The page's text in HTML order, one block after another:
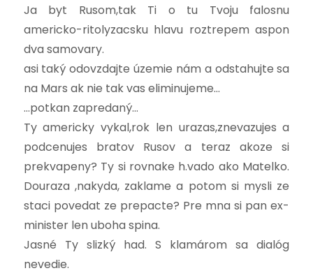
Ja byt Rusom,tak Ti o tu Tvoju falosnu
americko-ritolyzacsku hlavu roztrepem aspon
dva samovary.
asi taký odovzdajte územie nám a odstahujte sa
na Mars ak nie tak vas eliminujeme…
…potkan zapredaný…
Ty americky vykal,rok len urazas,znevazujes a
podcenujes bratov Rusov a teraz akoze si
prekvapeny? Ty si rovnake h.vado ako Matelko.
Douraza ,nakyda, zaklame a potom si mysli ze
staci povedat ze prepacte? Pre mna si pan ex-
minister len uboha spina.
Jasné Ty slizký had. S klamárom sa dialóg
nevedie.